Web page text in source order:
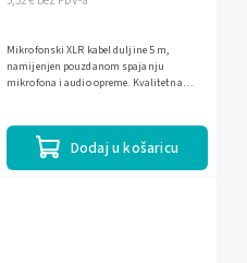
Dodaj u košaricu
Mikrofonski XLR kabel duljine 5 m,
namijenjen pouzdanom spajanju
mikrofona i audio opreme. Kvalitetna